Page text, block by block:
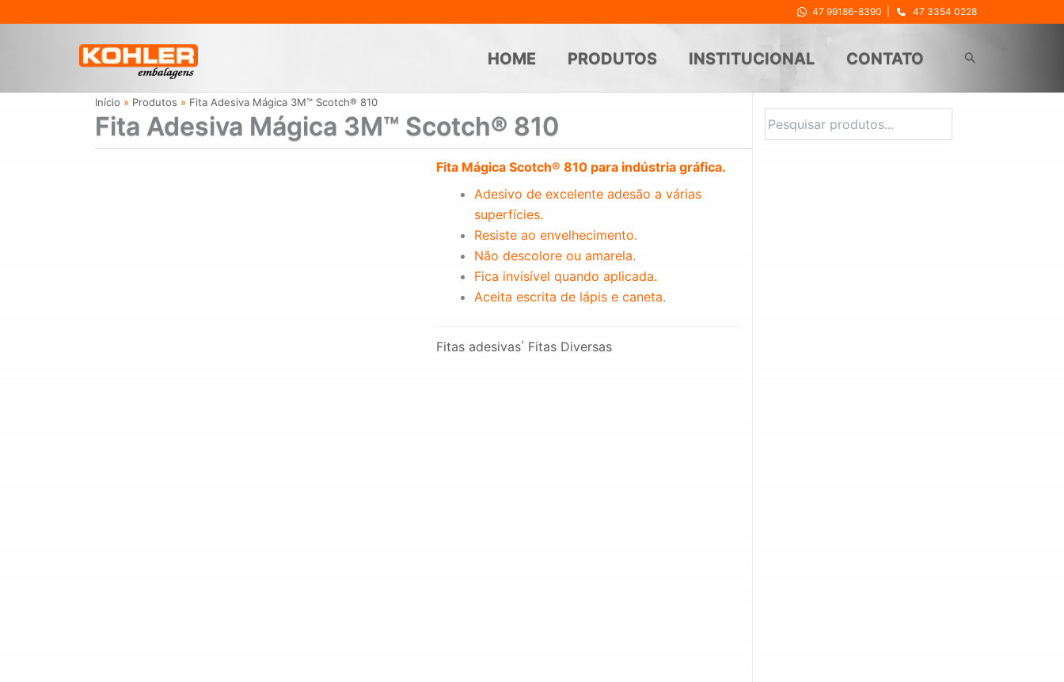
47 99186-8390 47 3354 0228
HOME PRODUTOS INSTITUCIONAL CONTATO Pesquisar
Início Produtos Fita Adesiva Mágica 3M™ Scotch® 810
Fita Adesiva Mágica 3M™ Scotch® 810
Fita Mágica Scotch® 810 para indústria gráfica.
Adesivo de excelente adesão a várias
superfícies.
Resiste ao envelhecimento.
Não descolore ou amarela.
Fica invisível quando aplicada.
Aceita escrita de lápis e caneta.
Fitas adesivas
,
Fitas Diversas